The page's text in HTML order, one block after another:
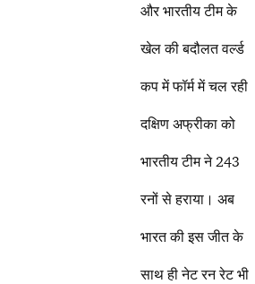
और भारतीय टीम के
खेल की बदौलत वर्ल्ड
कप में फॉर्म में चल रही
दक्षिण अफ्रीका को
भारतीय टीम ने 243
रनों से हराया। अब
भारत की इस जीत के
साथ ही नेट रन रेट भी